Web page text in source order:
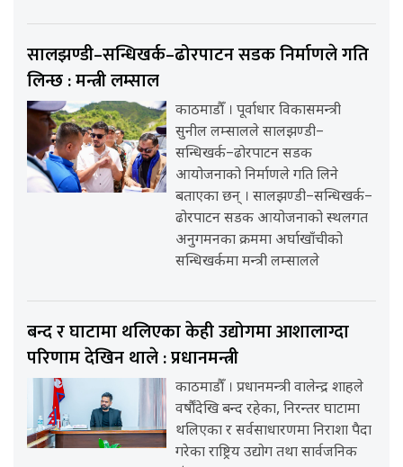
सालझण्डी–सन्धिखर्क–ढोरपाटन सडक निर्माणले गति
लिन्छ : मन्त्री लम्साल
काठमाडौँ । पूर्वाधार विकासमन्त्री
सुनील लम्सालले सालझण्डी–
सन्धिखर्क–ढोरपाटन सडक
आयोजनाको निर्माणले गति लिने
बताएका छन् । सालझण्डी–सन्धिखर्क–
ढोरपाटन सडक आयोजनाको स्थलगत
अनुगमनका क्रममा अर्घाखाँचीको
सन्धिखर्कमा मन्त्री लम्सालले
बन्द र घाटामा थलिएका केही उद्योगमा आशालाग्दा
परिणाम देखिन थाले : प्रधानमन्त्री
काठमाडौँ । प्रधानमन्त्री वालेन्द्र शाहले
वर्षौंदेखि बन्द रहेका, निरन्तर घाटामा
थलिएका र सर्वसाधारणमा निराशा पैदा
गरेका राष्ट्रिय उद्योग तथा सार्वजनिक